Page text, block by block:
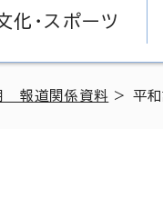
化・スポーツ
報道関係資料 > 平和